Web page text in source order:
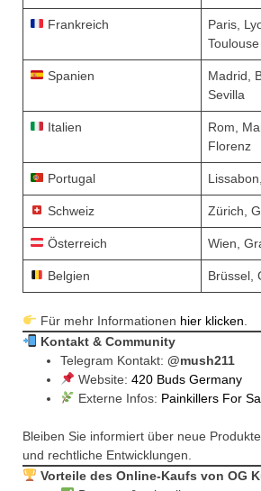
Frankreich
Paris,
Toulouse
Spanien
Madrid,
Sevilla
Italien
Rom,
Florenz
Portugal
Schweiz Zürich,
Österreich Wien,
Belgien Brüssel,
Für mehr Informationen hier klicken
Kontakt & Community
Telegram Kontakt: @mush211
Website: 420 Buds Germany
Externe Infos: Painkillers For
Bleiben Sie informiert über neue
und rechtliche Entwicklungen.
Vorteile des Online-Kaufs von OG